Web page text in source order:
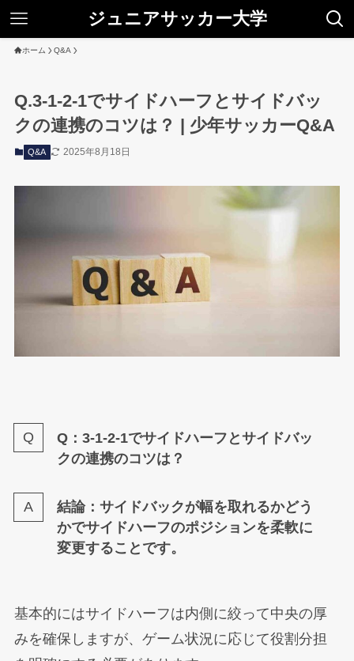
ジュニアサッカー大学
ホーム Q&A
Q.3-1-2-1でサイドハーフとサイドバッ
クの連携のコツは？ | 少年サッカーQ&A
Q&A 2025年8月18日
Q：3-1-2-1でサイドハーフとサイドバッ
クの連携のコツは？
結論：サイドバックが幅を取れるかどう
かでサイドハーフのポジションを柔軟に
変更することです。
基本的にはサイドハーフは内側に絞って中央の厚
みを確保しますが、ゲーム状況に応じて役割分担